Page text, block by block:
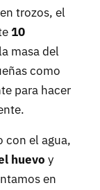
trozos, el
10
masa del
como
para hacer
con el agua,
huevo y
en